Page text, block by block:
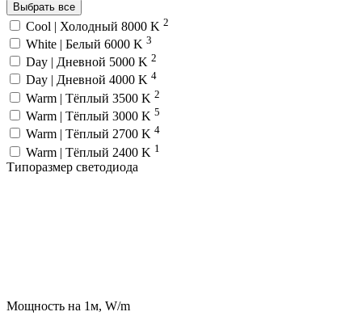
Выбрать все
Cool | Холодный 8000 K 2
White | Белый 6000 K 3
Day | Дневной 5000 K 2
Day | Дневной 4000 K 4
Warm | Тёплый 3500 K 2
Warm | Тёплый 3000 K 5
Warm | Тёплый 2700 K 4
Warm | Тёплый 2400 K 1
Типоразмер светодиода
Мощность на 1м, W/m